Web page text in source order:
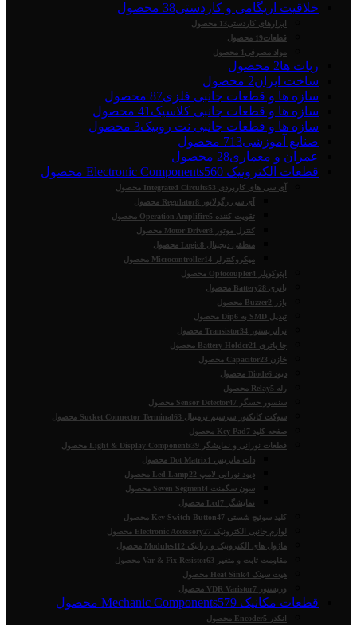
خلاقیت اریگامی و کاردستی38 محصول
ابزارهای کاردستی13 محصول
قطعات19 محصول
مواد مصرفی 1 محصول
ربات ها2 محصول
ساخت ایران2 محصول
سازه ها و قطعات جانبی فلزی87 محصول
سازه ها و قطعات جانبی کلاسیک 41 محصول
سازه ها و قطعات جانبی نت روبیک3 محصول
صنایع آموزشی713 محصول
عمران و معماری28 محصول
قطعات الکترونیک Electronic Components 560 محصول
آی سی های کاربردی Integrated Circuits 53 محصول
آی سی رگولاتور Regulator 8 محصول
تقویت کننده Operation Amplifire 5 محصول
کنترل موتور Motor Driver 8 محصول
منطقی دیجیتال Logic 8 محصول
میکروکنترلر Microcontroller 14 محصول
اپتوکوپلر Optocoupler 4 محصول
باتری Battery 28 محصول
بازر Buzzer 2 محصول
تبدیل SMD به Dip
6 محصول
ترانزیستور Transistor 34 محصول
جا باتری Battery Holder 21 محصول
خازن Capacitor 23 محصول
دیود Diode 6 محصول
رله Relay 5 محصول
سنسور حسگر Sensor Detector 47 محصول
سوکت کانکتور سرسیم ترمینال Sucket Connector Terminal 63 محصول
صفحه کلید Key Pad 7 محصول
قطعات نورانی و نمایشگر Light & Display Components 39 محصول
دات ماتریس Dot Matrix 1 محصول
دیود نورانی لامپ Led Lamp 22 محصول
سون سگمنت Seven Segment 4 محصول
نمایشگر Lcd 7 محصول
کلید سوئیچ شستی Key Switch Button 47 محصول
لوازم جانبی الکترونیک Electronic Accessory 27 محصول
ماژول های الکترونیک و رباتیک Modules 112 محصول
مقاومت ثابت و متغیر Var & Fix Resistor 63 محصول
هیت سینک Heat Sink 4 محصول
وریستور VDR Varistor 7 محصول
قطعات مکانیک Mechanic Components 579 محصول
انکدر Encoder 5 محصول